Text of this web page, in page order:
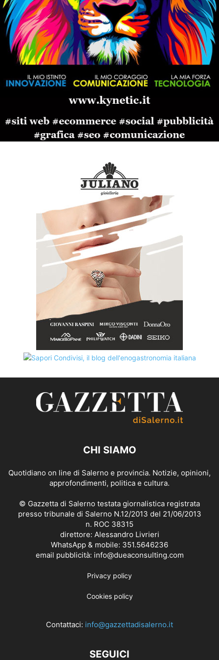
CHI SIAMO
Quotidiano on line di Salerno e provincia. Notizie, opinioni,
approfondimenti, politica e cultura.
© Gazzetta di Salerno testata giornalistica registrata
presso tribunale di Salerno N.12/2013 del 21/06/2013
n. ROC 38315
direttore: Alessandro Livrieri
WhatsApp & mobile: 351.5646236
email pubblicità: info@dueaconsulting.com
Privacy policy
Cookies policy
Contattaci: info@gazzettadisalerno.it
SEGUICI